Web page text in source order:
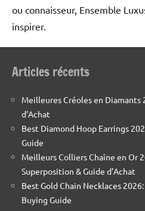
ou connaisseur, Ensemble
inspirer.
Articles récents
Meilleures Créoles en Diamants
d’Achat
Best Diamond Hoop Earrings
Guide
Meilleurs Colliers Chaîne en Or
Superposition & Guide d’Achat
Best Gold Chain Necklaces
Buying Guide